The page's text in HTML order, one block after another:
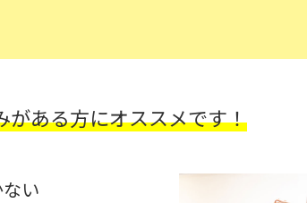
がある方にオススメです！
い